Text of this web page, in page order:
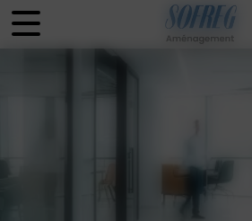
Panneau de gestion des cookies